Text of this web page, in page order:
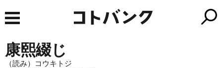
康熙綴じ
（読み）コウキトジ